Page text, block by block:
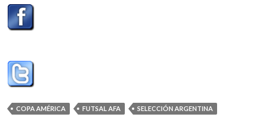
COPA AMÉRICA FUTSAL AFA SELECCIÓN ARGENTINA